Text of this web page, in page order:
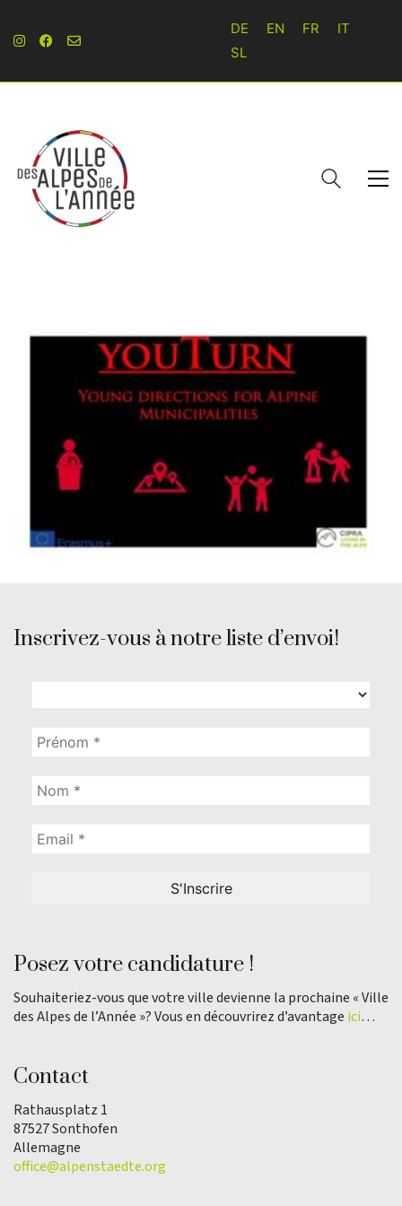
DE EN FR
IT
SL
Inscrivez-vous à notre liste d’envoi!
Posez votre candidature !
Souhaiteriez-vous que votre ville devienne la prochaine « Ville
des Alpes de l’Année »? Vous en découvrirez d’avantage ici…
Contact
Rathausplatz 1
87527 Sonthofen
Allemagne
office@alpenstaedte.org